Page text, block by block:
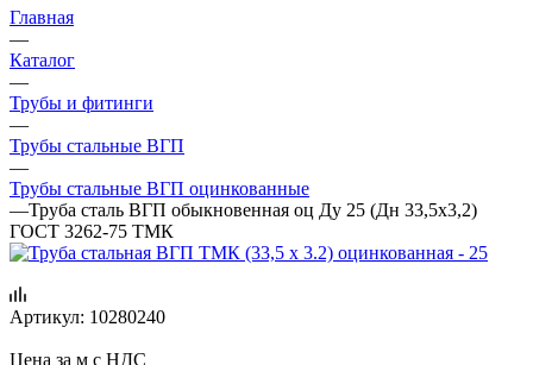
Главная
—
Каталог
—
Трубы и фитинги
—
Трубы стальные ВГП
—
Трубы стальные ВГП оцинкованные
—Труба сталь ВГП обыкновенная оц Ду 25 (Дн 33,5х3,2)
ГОСТ 3262-75 ТМК
Артикул: 10280240
Цена за м с НДС